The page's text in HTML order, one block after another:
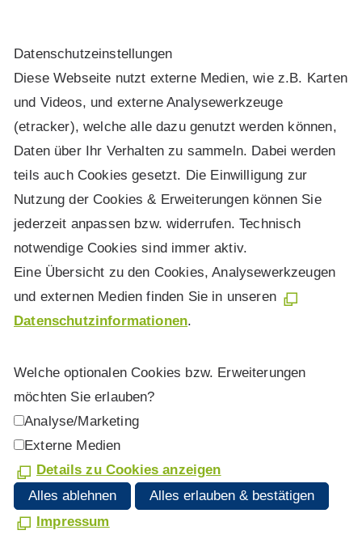
Daten­schutz­ein­stel­lun­gen
Diese Webseite nutzt externe Medien, wie z.B. Karten
und Videos, und externe Analysewerkzeuge
(etracker), welche alle dazu genutzt werden können,
Daten über Ihr Verhalten zu sammeln. Dabei werden
teils auch Cookies gesetzt. Die Einwilligung zur
Nutzung der Cookies & Erweiterungen können Sie
jederzeit anpassen bzw. widerrufen. Technisch
notwendige Cookies sind immer aktiv.
Eine Übersicht zu den Cookies, Analysewerkzeugen
und externen Medien finden Sie in unseren
Datenschutzinformationen.
Welche optionalen Cookies bzw. Erweiterungen
möchten Sie erlauben?
Analyse/Marketing
Externe Medien
Details zu Cookies anzeigen
Alles ablehnen
Alles erlauben & bestätigen
Impressum